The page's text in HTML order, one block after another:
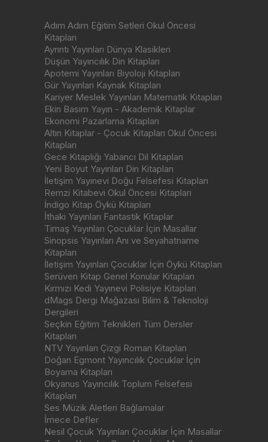
Adım Adım Eğitim Setleri Okul Öncesi
Kitapları
Ayrıntı Yayınları Dünya Klasikleri
Düşün Yayıncılık Din Kitapları
Apotemi Yayınları Biyoloji Kitapları
Gür Yayınları Kaynak Kitapları
Kariyer Meslek Yayınları Matematik Kitapları
Ekin Basım Yayın - Akademik Kitaplar
Ekonomi Pazarlama Kitapları
Altın Kitaplar - Çocuk Kitapları Okul Öncesi
Kitapları
Gece Kitaplığı Yabancı Dil Kitapları
Yeni Boyut Yayınları Din Kitapları
İletişim Yayınevi Doğu Felsefesi Kitapları
Remzi Kitabevi Okul Öncesi Kitapları
İndigo Kitap Öykü Kitapları
İthaki Yayınları Fantastik Kitaplar
Timaş Yayınları Çocuklar İçin Masallar
Sinopsis Yayınları Anı ve Seyahatname
Kitapları
İletişim Yayınları Çocuklar İçin Öykü Kitapları
Serüven Kitap Genel Konular Kitapları
Kırmızı Kedi Yayınevi Polisiye Kitapları
dMags Dergi Mağazası Bilim & Teknoloji
Dergileri
Seçkin Eğitim Teknikleri Tüm Dersler
Kitapları
NTV Yayınları Çizgi Roman Kitapları
Doğan Egmont Yayıncılık Çocuklar İçin
Boyama Kitapları
Okyanus Yayıncılık Toplum Felsefesi
Kitapları
Ses Müzik Aletleri Bağlamalar
İmece Defler
Nesil Çocuk Yayınları Çocuklar İçin Masallar